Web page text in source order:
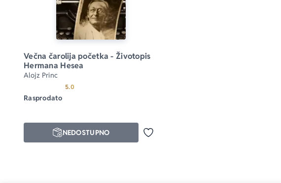
Večna čarolija početka - Životopis
Hermana Hesea
Alojz Princ
5.0Prosecna ocena je 5.0 od 5
Rasprodato
Dodaj u omiljene
NEDOSTUPNO